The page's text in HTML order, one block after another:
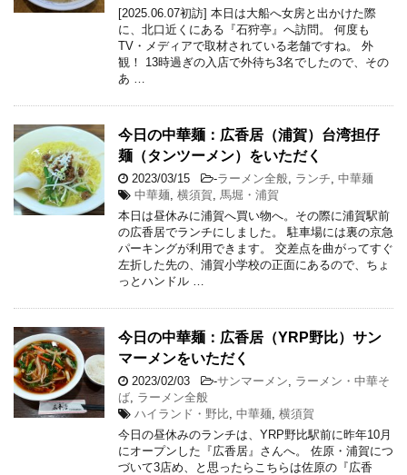
[2025.06.07初訪] 本日は大船へ女房と出かけた際
に、北口近くにある『石狩亭』へ訪問。 何度も
TV・メディアで取材されている老舗ですね。 外
観！ 13時過ぎの入店で外待ち3名でしたので、その
あ …
今日の中華麺：広香居（浦賀）台湾担仔
麺（タンツーメン）をいただく
2023/03/15 -ラーメン全般 ランチ 中華麺
中華麺 横須賀
馬堀・浦賀
本日は昼休みに浦賀へ買い物へ。その際に浦賀駅前
の広香居でランチにしました。 駐車場には裏の京急
パーキングが利用できます。 交差点を曲がってすぐ
左折した先の、浦賀小学校の正面にあるので、ちょ
っとハンドル …
今日の中華麺：広香居（YRP野比）サン
マーメンをいただく
2023/02/03 -サンマーメン
ラーメン・中華そ
ば ラーメン全般
ハイランド・野比 中華麺 横須賀
今日の昼休みのランチは、YRP野比駅前に昨年10月
にオープンした『広香居』さんへ。 佐原・浦賀につ
づいて3店め、と思ったらこちらは佐原の『広香